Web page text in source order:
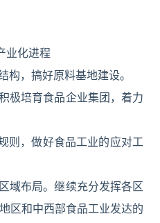
业化进程
构，搞好原料基地建设。
极培育食品企业集团，着力
则，做好食品工业的应对工
域布局。继续充分发挥各区
区和中西部食品工业发达的